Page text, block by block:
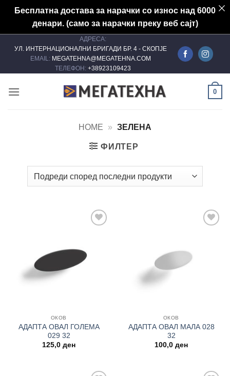
Бесплатна достава за нарачки со износ над 6000
денари. (само за нарачки преку веб сајт)
АДРЕСА:
УЛ. ИНТЕРНАЦИОНАЛНИ БРИГАДИ БР. 4 - СКОПЈЕ
EMAIL: MEGATEHNA@MEGATEHNA.COM
ТЕЛЕФОН: +38923109423
0
HOME » ЗЕЛЕНА
ФИЛТЕР
ОКОВ
АДАПТА ОВАЛ ГОЛЕМА
029 32
125,0 ден
ОКОВ
АДАПТА ОВАЛ МАЛА 028
32
100,0 ден